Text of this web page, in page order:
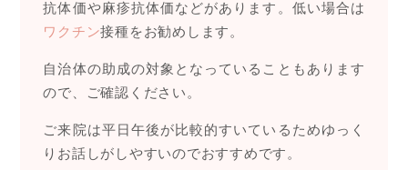
抗体価や麻疹抗体価などがあります。低い場合は
ワクチン接種をお勧めします。
自治体の助成の対象となっていることもあります
ので、ご確認ください。
ご来院は平日午後が比較的すいているためゆっく
りお話しがしやすいのでおすすめです。